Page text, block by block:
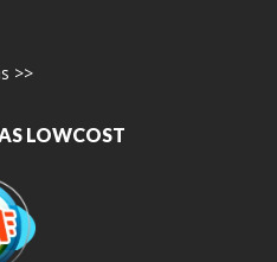
>>
LOWCOST